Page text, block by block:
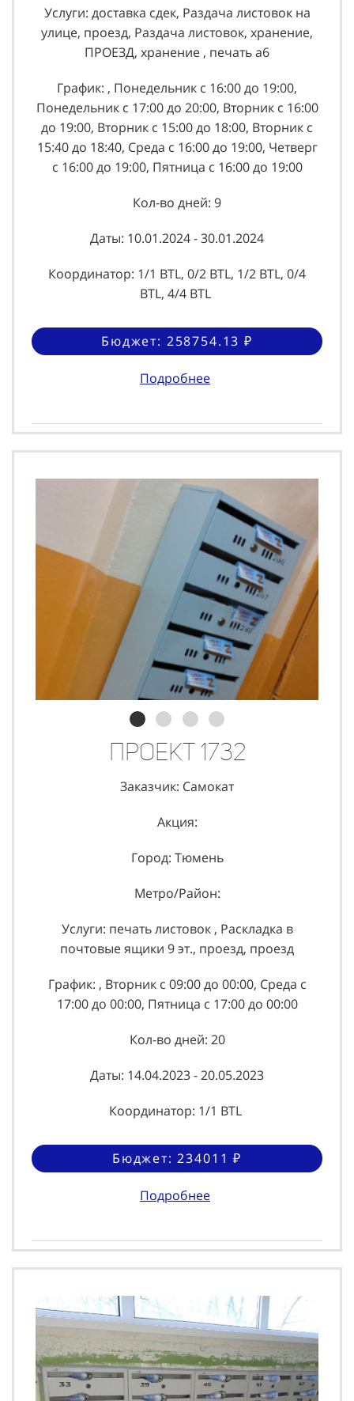
Услуги: доставка сдек, Раздача листовок на
улице, проезд, Раздача листовок, хранение,
ПРОЕЗД, хранение , печать а6
График: , Понедельник с 16:00 до 19:00,
Понедельник с 17:00 до 20:00, Вторник с 16:00
до 19:00, Вторник с 15:00 до 18:00, Вторник с
15:40 до 18:40, Среда с 16:00 до 19:00, Четверг
с 16:00 до 19:00, Пятница с 16:00 до 19:00
Кол-во дней: 9
Даты: 10.01.2024 - 30.01.2024
Координатор: 1/1 BTL, 0/2 BTL, 1/2 BTL, 0/4
BTL, 4/4 BTL
Бюджет: 258754.13 ₽
Подробнее
Проект 1732
Заказчик: Самокат
Акция:
Город: Тюмень
Метро/Район:
Услуги: печать листовок , Раскладка в
почтовые ящики 9 эт., проезд, проезд
График: , Вторник с 09:00 до 00:00, Среда с
17:00 до 00:00, Пятница с 17:00 до 00:00
Кол-во дней: 20
Даты: 14.04.2023 - 20.05.2023
Координатор: 1/1 BTL
Бюджет: 234011 ₽
Подробнее